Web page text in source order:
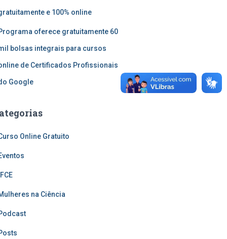
e 100% online
oferece gratuitamente 60
bolsas integrais para cursos
de Certificados Profissionais
Google
Online Gratuito
na Ciência